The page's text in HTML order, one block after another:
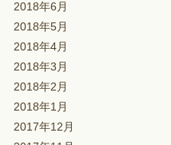
2018年6月
2018年5月
2018年4月
2018年3月
2018年2月
2018年1月
2017年12月